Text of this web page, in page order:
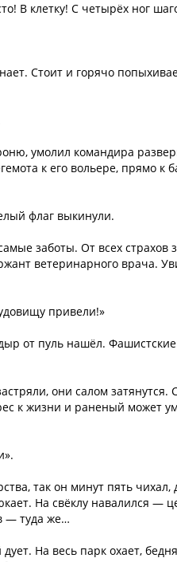
В клетку! С четырёх ног
Стоит и горячо
умолил командира
к его вольере, прямо к
флаг выкинули.
заботы. От всех страхов
ветеринарного врача.
привели!»
от пуль нашёл. Фашистские
они салом
к жизни и раненый может
так он минут пять чихал,
На свёклу навалился —
— туда же…
На весь парк охает,